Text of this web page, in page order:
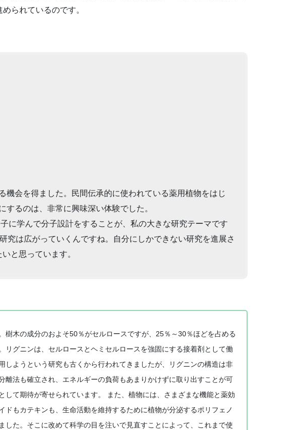
られているのです。
会を得ました。民間伝承的に使われている薬用植物をはじ
るのは、非常に興味深い体験でした。
に学んで分子設計をすることが、私の大きな研究テーマです
究は広がっていくんですね。自分にしかできない研究を進展さ
と思っています。
木の成分のおよそ50％がセルロースですが、25％～30％ほどを占める
グニンは、セルロースとヘミセルロースを強固にする接着剤として働
ようという研究も古くから行われてきましたが、リグニンの構造は非
法も確立され、エネルギーの負荷もあまりかけずに取り出すことが可
て期待が寄せられています。 また、植物には、さまざまな機能と薬効
もカテキンも、生命活動を維持するために植物が分泌するポリフェノ
た。そこに改めて科学の目を注いで見直すことによって、これまで使